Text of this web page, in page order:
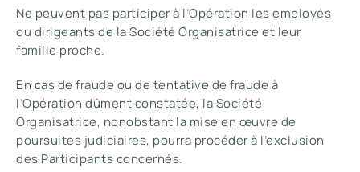
Ne peuvent pas participer à l’Opération les employés
ou dirigeants de la Société Organisatrice et leur
famille proche.
En cas de fraude ou de tentative de fraude à
l’Opération dûment constatée, la Société
Organisatrice, nonobstant la mise en œuvre de
poursuites judiciaires, pourra procéder à l’exclusion
des Participants concernés.